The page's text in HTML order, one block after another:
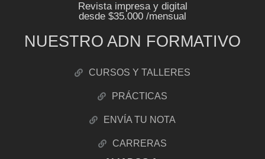
Revista impresa y digital
desde $35.000 /mensual
NUESTRO ADN FORMATIVO
CURSOS Y TALLERES
PRÁCTICAS
ENVÍA TU NOTA
CARRERAS